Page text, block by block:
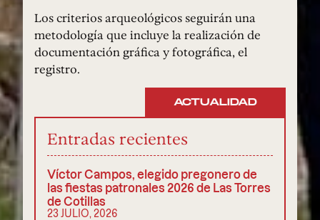
Los criterios arqueológicos seguirán una
metodología que incluye la realización de
documentación gráfica y fotográfica, el
registro.
ACTUALIDAD
Entradas recientes
Víctor Campos, elegido pregonero de
las fiestas patronales 2026 de Las Torres
de Cotillas
23 JULIO, 2026